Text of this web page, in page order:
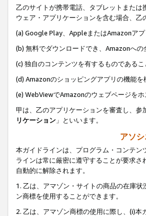
乙のサイトが携帯電話、タブレットまたは
ウェア・アプリケーションを含む場合、
(a) Google Play、AppleまたはAmazonア
(b) 無料でダウンロードでき、Amazonへ
(c) 独自のコンテンツを有するものであるこ
(d) Amazonのショッピングアプリの機能
(e) WebViewでAmazonのウェブページを
甲は、乙のアプリケーションを審査し、参
リケーション 」といいます。
アソ
本ガイドラインは、プログラム・コンテ
ラインは常に厳密に遵守することが要求
自動的に解除されます。
1. 乙は、アマゾン・サイトの商品の在庫
ン商標を使用することができます。
2. 乙は、アマゾン商標の使用に際し、(i)